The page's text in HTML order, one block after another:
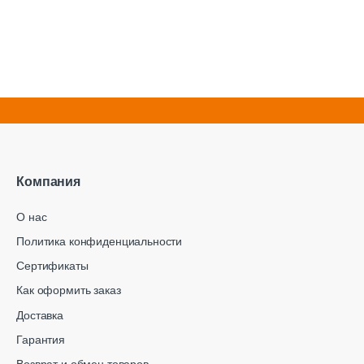
Компания
О нас
Политика конфиденциальности
Сертификаты
Как оформить заказ
Доставка
Гарантия